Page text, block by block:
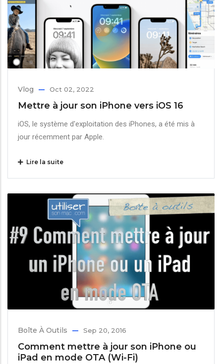
Vlog Oct 02, 2022
Mettre à jour son iPhone vers iOS 16
iOS, le système d'exploitation des iPhones, a été mis à
jour récemment par Apple.
Lire la suite
Boîte À Outils Sep 20, 2016
Comment mettre à jour son iPhone ou
iPad en mode OTA (Wi-Fi)